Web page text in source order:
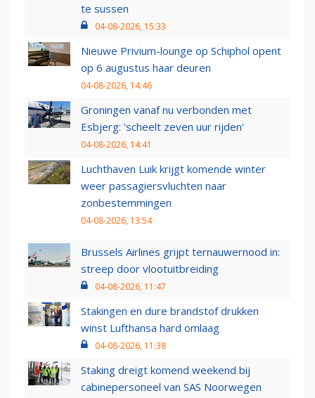
te sussen
04-08-2026, 15:33
Nieuwe Privium-lounge op Schiphol opent
op 6 augustus haar deuren
04-08-2026, 14:46
Groningen vanaf nu verbonden met
Esbjerg: 'scheelt zeven uur rijden'
04-08-2026, 14:41
Luchthaven Luik krijgt komende winter
weer passagiersvluchten naar
zonbestemmingen
04-08-2026, 13:54
Brussels Airlines grijpt ternauwernood in:
streep door vlootuitbreiding
04-08-2026, 11:47
Stakingen en dure brandstof drukken
winst Lufthansa hard omlaag
04-08-2026, 11:38
Staking dreigt komend weekend bij
cabinepersoneel van SAS Noorwegen